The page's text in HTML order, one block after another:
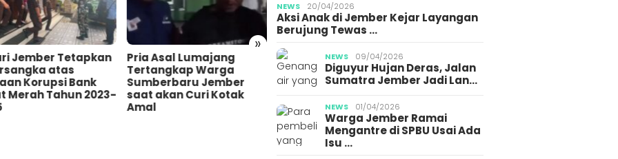
»
Lumajang
Warga
Jember
akan Curi Kotak
Pemuda di Gumukmas
Jember Bunuh Teman
Sendiri Gegara
Tersinggung Bullying
Semasa Kecil
Bareskrim Polri Tangkap
10 Orang Diduga
Penimbun BBM Subsidi di
3 Pemuda Terduga
Gegerkan Warga
NEWS 20/04/2026
Aksi Anak di Jember Kejar Layangan
Berujung Tewas …
NEWS 09/04/2026
Diguyur Hujan Deras, Jalan
Sumatra Jember Jadi Lan…
NEWS 01/04/2026
Warga Jember Ramai
Mengantre di SPBU Usai Ada
Isu …